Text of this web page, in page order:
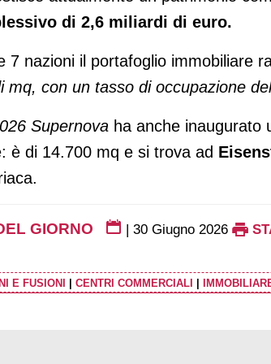
di 2,6 miliardi di euro.
7 nazioni il portafoglio immobiliare
mq, con un tasso di occupazione
Supernova ha anche inaugurato
è di 14.700 mq e si trova ad
GIORNO | 30 Giugno 2026
E FUSIONI CENTRI COMMERCIALI
Irca, ingredienti da 1,5 miliardi di